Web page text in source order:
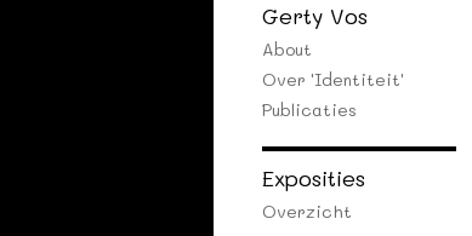
Gerty Vos
About
Over 'identiteit'
Publicaties
Exposities
Overzicht